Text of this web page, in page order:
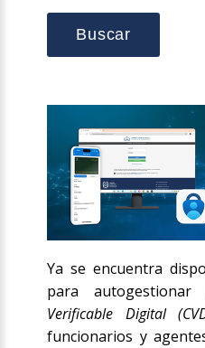
Buscar
Ya se encuentra
para
Verificable Digital
funcionarios y